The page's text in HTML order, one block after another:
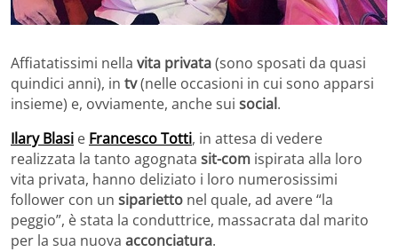
Affiatatissimi nella vita privata(sono sposati da quasi
quindici anni), in tv(nelle occasioni in cui sono apparsi
insieme) e, ovviamente, anche sui social.
Ilary Blasi e Francesco Totti, in attesa di vedere
realizzata la tanto agognata sit-com ispirata alla loro
vita privata, hanno deliziato i loro numerosissimi
follower con un siparietto nel quale, ad avere “la
peggio”, è stata la conduttrice, massacrata dal marito
per la sua nuova acconciatura.